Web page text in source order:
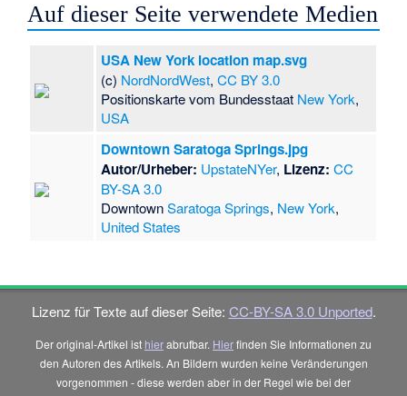
Auf dieser Seite verwendete Medien
USA New York location map.svg
(c) NordNordWest,CC BY 3.0
Positionskarte vom Bundesstaat New York,
USA
Downtown Saratoga Springs.jpg
Autor/Urheber: UpstateNYer, Lizenz: CC
BY-SA 3.0
DowntownSaratoga Springs, New York,
United States
Lizenz für Texte auf dieser Seite: CC-BY-SA 3.0 Unported.
Der original-Artikel ist hierabrufbar. Hierfinden Sie Informationen zu
den Autoren des Artikels. An Bildern wurden keine Veränderungen
vorgenommen - diese werden aber in der Regel wie bei der